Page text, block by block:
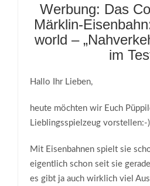
Werbung: Das
Märklin-
world –
im
Hallo Ihr Lieben,
heute möchten wir Euch
Lieblingsspielzeug vorstellen:-)
Mit Eisenbahnen spielt sie
eigentlich schon seit sie
es gibt ja auch wirklich viel